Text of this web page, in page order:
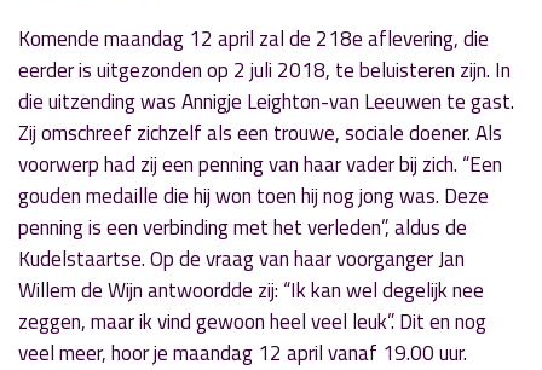
Komende maandag 12 april zal de 218e aflevering, die
eerder is uitgezonden op 2 juli 2018, te beluisteren zijn. In
die uitzending was Annigje Leighton-van Leeuwen te gast.
Zij omschreef zichzelf als een trouwe, sociale doener. Als
voorwerp had zij een penning van haar vader bij zich. “Een
gouden medaille die hij won toen hij nog jong was. Deze
penning is een verbinding met het verleden”, aldus de
Kudelstaartse. Op de vraag van haar voorganger Jan
Willem de Wijn antwoordde zij: “Ik kan wel degelijk nee
zeggen, maar ik vind gewoon heel veel leuk”. Dit en nog
veel meer, hoor je maandag 12 april vanaf 19.00 uur.